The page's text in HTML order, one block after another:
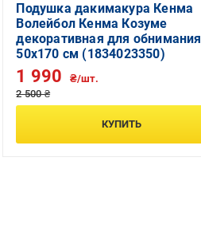
Подушка дакимакура Кенма
Волейбол Кенма Козуме
декоративная для обнимания
50x170 см (1834023350)
2 500 ₴
1 990 ₴/шт.
КУПИТЬ